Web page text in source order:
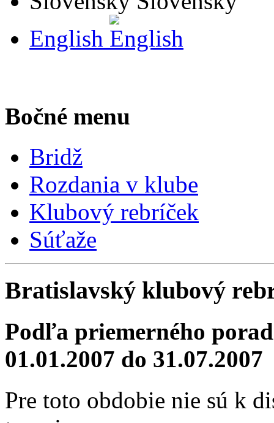
English
Bočné menu
Bridž
Rozdania v klube
Klubový rebríček
Súťaže
Bratislavský klubový
Podľa priemerného
01.01.2007 do 31.07.2007
Pre toto obdobie nie sú k